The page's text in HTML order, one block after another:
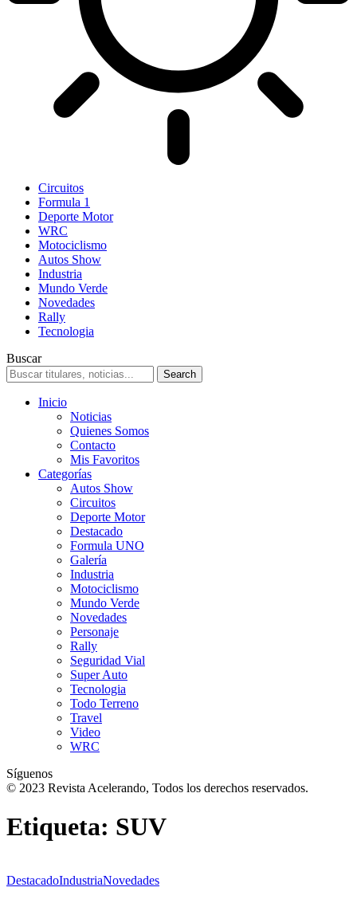
Circuitos
Formula 1
Deporte Motor
WRC
Motociclismo
Autos Show
Industria
Mundo Verde
Novedades
Rally
Tecnologia
Buscar
Inicio
Noticias
Quienes Somos
Contacto
Mis Favoritos
Categorías
Autos Show
Circuitos
Deporte Motor
Destacado
Formula UNO
Galería
Industria
Motociclismo
Mundo Verde
Novedades
Personaje
Rally
Seguridad Vial
Super Auto
Tecnologia
Todo Terreno
Travel
Video
WRC
Síguenos
© 2023 Revista Acelerando, Todos los derechos reservados.
Etiqueta: SUV
DestacadoIndustriaNovedades